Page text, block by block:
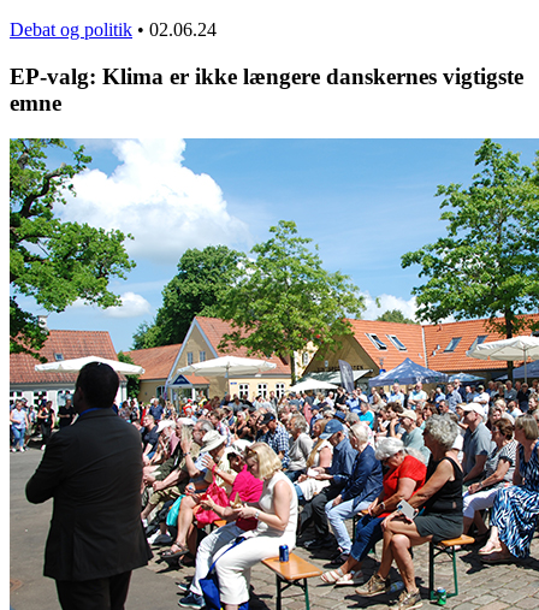
Debat og politik • 02.06.24
EP-valg: Klima er ikke længere danskernes vigtigste
emne